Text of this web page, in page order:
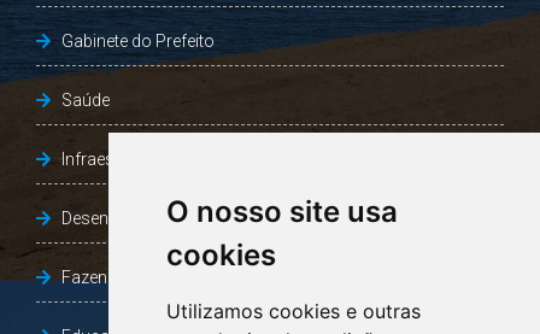
O nosso site usa
cookies
Utilizamos cookies e outras
Gabinete do Prefeito
Saúde
Infraestrutura, Agricultura e Meio Ambiente
Desenvolvimento Social
Fazenda e Desenvolvimento Econômico